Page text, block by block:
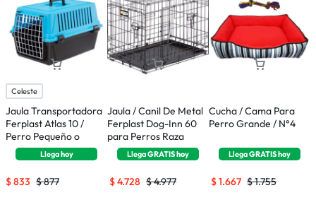
Celeste
Jaula Transportadora
Ferplast Atlas 10 /
Perro Pequeño o
Gatos
Llegahoy
$877
$833
Jaula / Canil De Metal
Ferplast Dog-Inn 60
para Perros Raza
Pequeña
LlegaGRATIShoy
$4.977
$4.728
Cucha / Cama Para
Perro Grande / N°4
LlegaGRATIShoy
$1.755
$1.667